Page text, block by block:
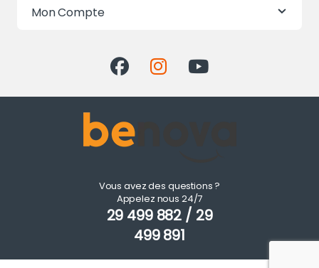
Mon Compte
Vous avez des questions ?
Appelez nous 24/7
29 499 882 / 29
499 891